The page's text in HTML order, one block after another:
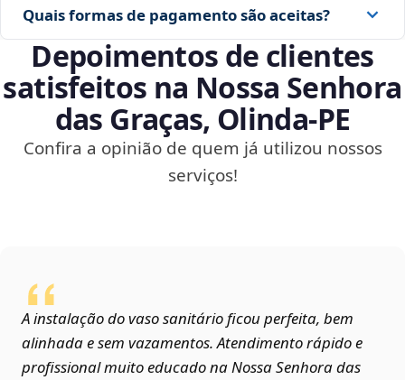
Quais formas de pagamento são aceitas?
Depoimentos de clientes
satisfeitos na Nossa Senhora
das Graças, Olinda‑PE
Confira a opinião de quem já utilizou nossos
serviços!
A instalação do vaso sanitário ficou perfeita, bem
alinhada e sem vazamentos. Atendimento rápido e
profissional muito educado na Nossa Senhora das